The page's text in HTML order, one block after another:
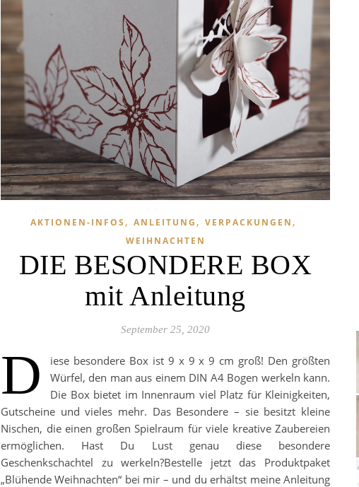
AKTIONEN-INFOS , ANLEITUNG , VERPACKUNGEN ,
WEIHNACHTEN
DIE BESONDERE BOX
mit Anleitung
September 25, 2020
D
iese besondere Box ist 9 x 9 x 9 cm groß! Den größten
Würfel, den man aus einem DIN A4 Bogen werkeln kann.
Die Box bietet im Innenraum viel Platz für Kleinigkeiten,
Gutscheine und vieles mehr. Das Besondere – sie besitzt kleine
Nischen, die einen großen Spielraum für viele kreative Zaubereien
ermöglichen. Hast Du Lust genau diese besondere
Geschenkschachtel zu werkeln?Bestelle jetzt das Produktpaket
„Blühende Weihnachten“ bei mir – und du erhältst meine Anleitung